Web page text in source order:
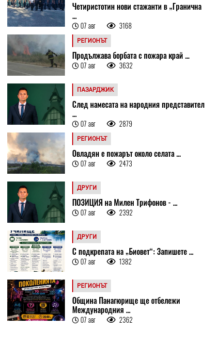
Четиристотин нови стажанти в „Гранична
...
07 авг 3168
РЕГИОНЪТ
Продължава борбата с пожара край ...
07 авг 3632
ПАЗАРДЖИК
След намесата на народния представител
...
07 авг 2879
РЕГИОНЪТ
Овладян е пожарът около селата ...
07 авг 2473
ДРУГИ
ПОЗИЦИЯ на Милен Трифонов - ...
07 авг 2392
ДРУГИ
С подкрепата на „Биовет“: Запишете ...
07 авг 1382
РЕГИОНЪТ
Община Панагюрище ще отбележи
Международния ...
07 авг 2362